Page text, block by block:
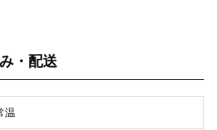
・配送
温